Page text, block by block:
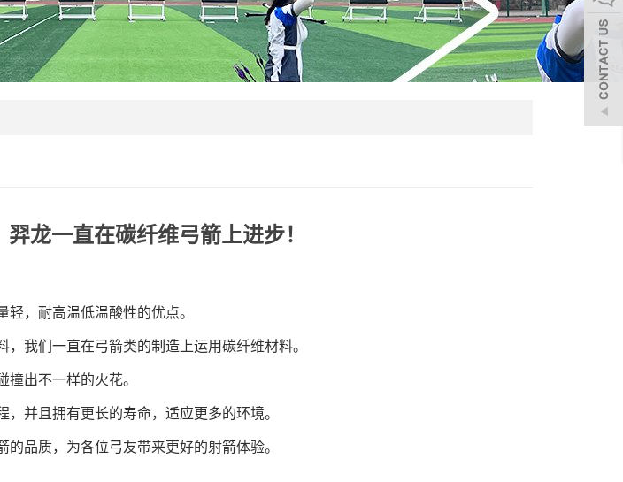
羿龙一直在碳纤维弓箭上进步！
，耐高温低温酸性的优点。
我们一直在弓箭类的制造上运用碳纤维材料。
出不一样的火花。
并且拥有更长的寿命，适应更多的环境。
品质，为各位弓友带来更好的射箭体验。